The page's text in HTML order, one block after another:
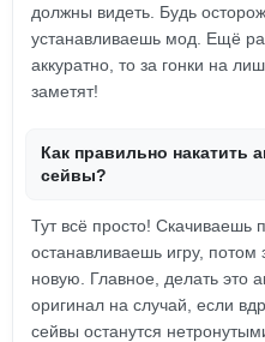
должны видеть. Будь
устанавливаешь мод. Ещё
аккуратно, то за гонки на
заметят!
Как правильно накатить
сейвы?
Тут всё просто!
останавливаешь игру,
новую. Главное, делать это
оригинал на случай, если
сейвы останутся